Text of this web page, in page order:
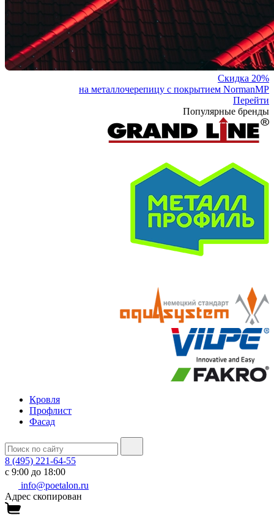
Скидка 20%
на металлочерепицу с покрытием NormanMP
Перейти
Популярные бренды
Кровля
Профлист
Фасад
8 (495) 221-64-55
с 9:00 до 18:00
info@poetalon.ru
Адрес скопирован